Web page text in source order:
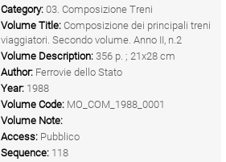
Category: 03. Composizione Treni
Volume Title: Composizione dei principali treni
viaggiatori. Secondo volume. Anno II, n.2
Volume Description: 356 p. ; 21x28 cm
Author: Ferrovie dello Stato
Year: 1988
Volume Code: MO_COM_1988_0001
Volume Note:
Access: Pubblico
Sequence: 118